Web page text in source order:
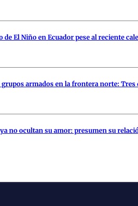
de El Niño en Ecuador pese al reciente
armados en la frontera norte: Tres
no ocultan su amor: presumen su